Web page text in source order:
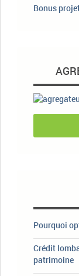
Bonus
Pourquoi
Crédit
patrimoine